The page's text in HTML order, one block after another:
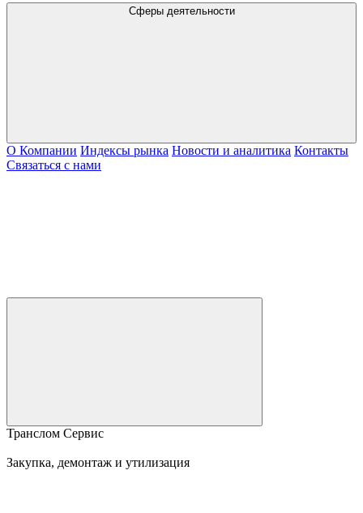
Сферы деятельности
О Компании Индексы рынка Новости и аналитика Контакты
Связаться с нами
Транслом Сервис
Закупка, демонтаж и утилизация